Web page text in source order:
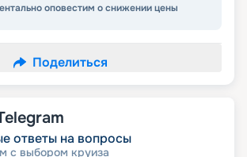
оповестим о снижении цены
Поделиться
ответы на вопросы
с выбором круиза